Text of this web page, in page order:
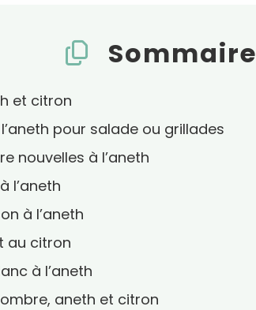
Sommaire
et citron
pour salade ou grillades
nouvelles à l’aneth
l’aneth
à l’aneth
au citron
à l’aneth
aneth et citron